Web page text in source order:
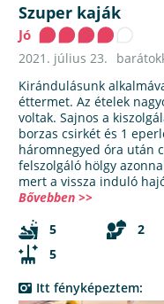
Szuper kaják
Jó
2021. július 23.
Kirándulásunk
éttermet. Az ételek
voltak. Sajnos a
borzas csirkét és 1
háromnegyed óra után
felszolgáló hölgy
mert a vissza induló
Bővebben >>
5
2
5
Itt fényképeztem: